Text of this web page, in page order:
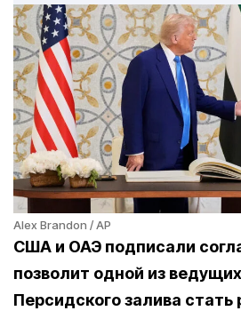
Alex Brandon / AP
США и ОАЭ подписали
позволит одной из
Персидского залива